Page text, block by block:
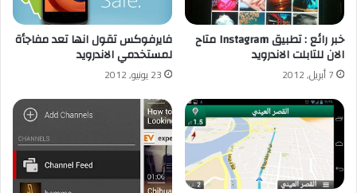
خبر رائع : تطبيق Instagram متاح
الان للتابلت الاندرويد
7 أبريل, 2012
فايرفوكس تقول انها تعد مفاجأة
لمستخدمي الاندرويد
23 يونيو, 2012